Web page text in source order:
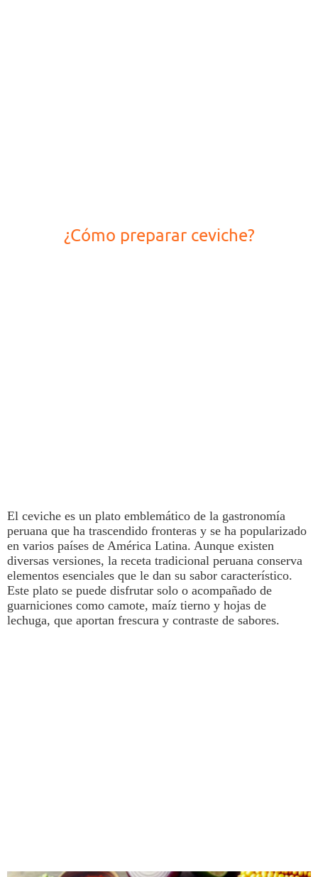
¿Cómo preparar ceviche?
El ceviche es un plato emblemático de la gastronomía
peruana que ha trascendido fronteras y se ha popularizado
en varios países de América Latina. Aunque existen
diversas versiones, la receta tradicional peruana conserva
elementos esenciales que le dan su sabor característico.
Este plato se puede disfrutar solo o acompañado de
guarniciones como camote, maíz tierno y hojas de
lechuga, que aportan frescura y contraste de sabores.